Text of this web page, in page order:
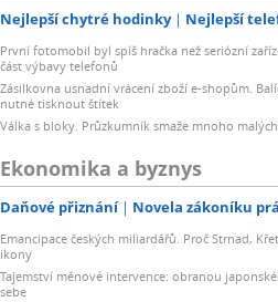
Nejlepší chytré hodinky Nejlepší
První fotomobil byl spíš hračka než seriózní
část výbavy telefonů
Zásilkovna usnadní vrácení zboží e-shopům.
nutné tisknout štítek
Válka s bloky. Průzkumník smaže mnoho
Ekonomika a byznys
Daňové přiznání Novela zákoníku
Emancipace českých miliardářů. Proč Strnad,
ikony
Tajemství měnové intervence: obranou
sebe